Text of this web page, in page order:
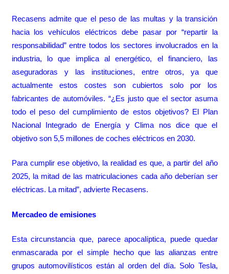
Recasens admite que el peso de las multas y la transición
hacia los vehículos eléctricos debe pasar por “repartir la
responsabilidad” entre todos los sectores involucrados en la
industria, lo que implica al energético, el financiero, las
aseguradoras y las instituciones, entre otros, ya que
actualmente estos costes son cubiertos solo por los
fabricantes de automóviles. “¿Es justo que el sector asuma
todo el peso del cumplimiento de estos objetivos? El Plan
Nacional Integrado de Energía y Clima nos dice que el
objetivo son 5,5 millones de coches eléctricos en 2030.
Para cumplir ese objetivo, la realidad es que, a partir del año
2025, la mitad de las matriculaciones cada año deberían ser
eléctricas. La mitad”, advierte Recasens.
Mercadeo de emisiones
Esta circunstancia que, parece apocalíptica, puede quedar
enmascarada por el simple hecho que las alianzas entre
grupos automovilísticos están al orden del día. Solo Tesla,